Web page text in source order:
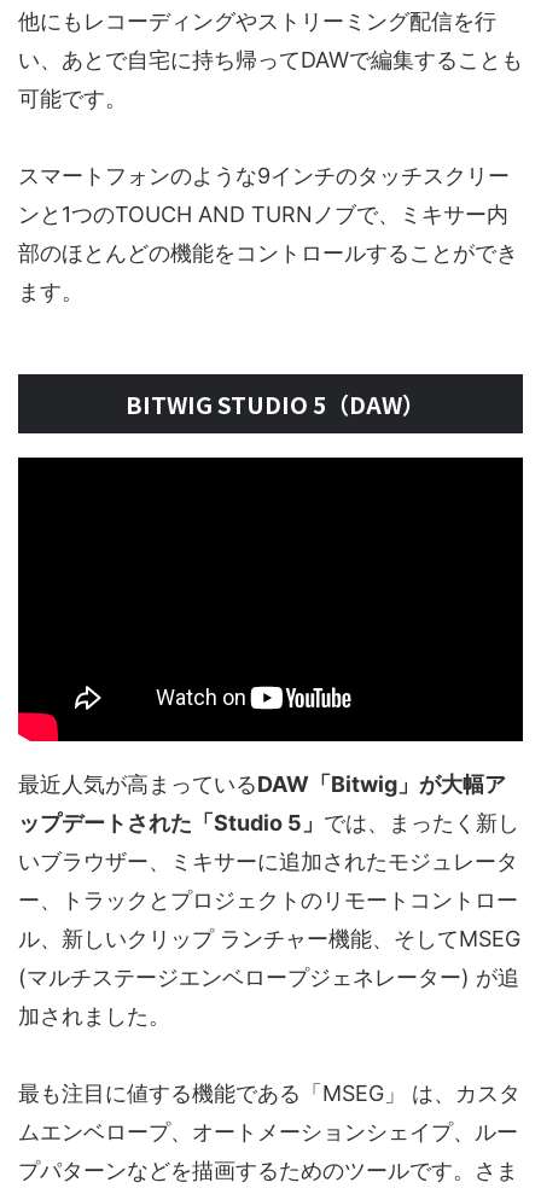
他にもレコーディングやストリーミング配信を行
い、あとで自宅に持ち帰ってDAWで編集することも
可能です。
スマートフォンのような9インチのタッチスクリー
ンと1つのTOUCH AND TURNノブで、ミキサー内
部のほとんどの機能をコントロールすることができ
ます。
BITWIG STUDIO 5（DAW）
最近人気が高まっているDAW「Bitwig」が大幅ア
ップデートされた「Studio 5」 では、まったく新し
いブラウザー、ミキサーに追加されたモジュレータ
ー、トラックとプロジェクトのリモートコントロー
ル、新しいクリップ ランチャー機能、そしてMSEG
(マルチステージエンベロープジェネレーター) が追
加されました。
最も注目に値する機能である「MSEG」 は、カスタ
ムエンベロープ、オートメーションシェイプ、ルー
プパターンなどを描画するためのツールです。さま